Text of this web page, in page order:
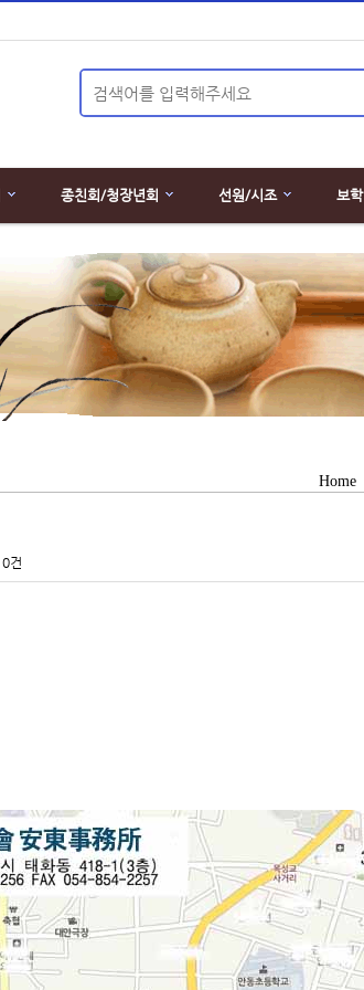
종친회/청장년회 선원/시조 보학
Home
0건